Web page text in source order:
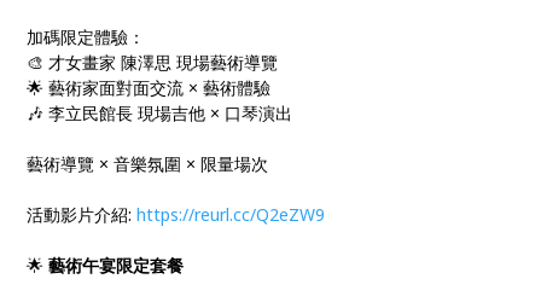
加碼限定體驗：
🎨 才女畫家 陳澤思 現場藝術導覽
🌟 藝術家面對面交流 × 藝術體驗
🎶 李立民館長 現場吉他 × 口琴演出
藝術導覽 × 音樂氛圍 × 限量場次
活動影片介紹:https://reurl.cc/Q2eZW9
🌟藝術午宴限定套餐